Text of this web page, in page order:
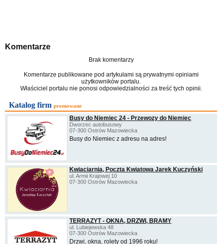
Komentarze
Brak komentarzy
Komentarze publikowane pod artykułami są prywatnymi opiniami
użytkowników portalu.
Właściciel portalu nie ponosi odpowiedzialności za treść tych opinii.
Katalog firm promowane
Busy do Niemiec 24 - Przewozy do Niemiec
Dworzec autobusowy
07-300 Ostrów Mazowiecka
Busy do Niemiec z adresu na adres!
Kwiaciarnia, Poczta Kwiatowa Jarek Kuczyński
ul. Armii Krajowej 10
07-300 Ostrów Mazowiecka
TERRAZYT - OKNA, DRZWI, BRAMY
ul. Lubiejewska 48
07-300 Ostrów Mazowiecka
Drzwi, okna, rolety od 1996 roku!